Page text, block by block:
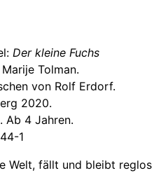
Der kleine Fuchs
Tolman.
von Rolf Erdorf.
2020.
Ab 4 Jahren.
1
Welt, fällt und bleibt reglos